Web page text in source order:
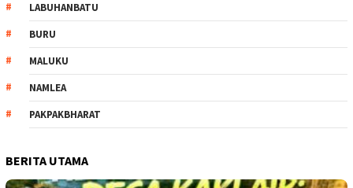
LABUHANBATU
BURU
MALUKU
NAMLEA
PAKPAKBHARAT
BERITA UTAMA